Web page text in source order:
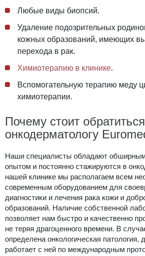
Любые виды биопсий.
Удаление подозрительных
кожных образований, имеющих
перехода в рак.
Химиотерапию в клинике.
Вспомогательную терапию меду
химиотерапии.
Почему стоит
онкодерматологу
Наши специалисты обладают
опытом и постоянно стажируются в
нашей клинике мы располагаем всем
современным оборудованием для
диагностики и лечения рака кожи и
образований. Наличие собственной
позволяет нам быстро и качественно
не теряя драгоценного времени. В
определена онкологическая патология,
работает с ней по международным